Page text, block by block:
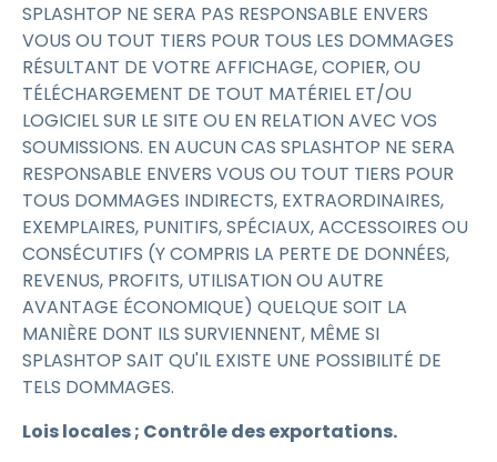
SPLASHTOP NE SERA PAS RESPONSABLE ENVERS
VOUS OU TOUT TIERS POUR TOUS LES DOMMAGES
RÉSULTANT DE VOTRE AFFICHAGE, COPIER, OU
TÉLÉCHARGEMENT DE TOUT MATÉRIEL ET/OU
LOGICIEL SUR LE SITE OU EN RELATION AVEC VOS
SOUMISSIONS. EN AUCUN CAS SPLASHTOP NE SERA
RESPONSABLE ENVERS VOUS OU TOUT TIERS POUR
TOUS DOMMAGES INDIRECTS, EXTRAORDINAIRES,
EXEMPLAIRES, PUNITIFS, SPÉCIAUX, ACCESSOIRES OU
CONSÉCUTIFS (Y COMPRIS LA PERTE DE DONNÉES,
REVENUS, PROFITS, UTILISATION OU AUTRE
AVANTAGE ÉCONOMIQUE) QUELQUE SOIT LA
MANIÈRE DONT ILS SURVIENNENT, MÊME SI
SPLASHTOP SAIT QU'IL EXISTE UNE POSSIBILITÉ DE
TELS DOMMAGES.
Lois locales ; Contrôle des exportations.